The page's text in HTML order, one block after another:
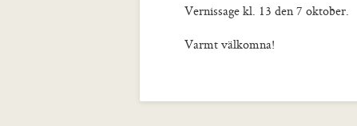
Vernissage kl. 13 den 7 oktober.
Varmt välkomna!